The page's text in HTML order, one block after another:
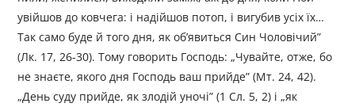
увійшов до ковчега: і надійшов потоп, і вигубив усіх їх…
Так само буде й того дня, як об’явиться Син Чоловічий”
(Лк. 17, 26-30). Тому говорить Господь: „Чувайте, отже, бо
не знаєте, якого дня Господь ваш прийде” (Мт. 24, 42).
„День суду прийде, як злодій уночі” (1 Сл. 5, 2) і „як